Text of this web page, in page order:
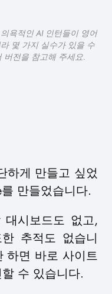
욕적인 AI 인턴들이 영어
몇 가지 실수가 있을 수
버전을 참고해 주세요.
하게 만들고 싶었
만들었습니다.
시보드도 없고,
추적도 없습니
하면 바로 사이트
수 있습니다.